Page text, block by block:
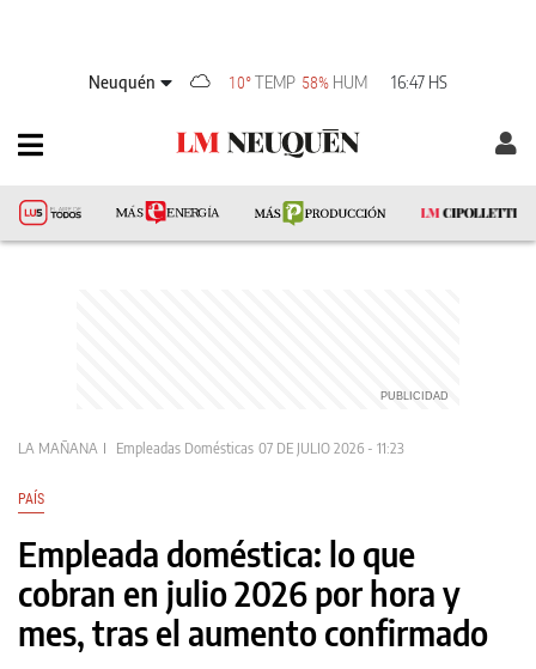
Neuquén 10° TEMP 58% HUM 16:47 HS
LA MAÑANA Empleadas Domésticas 07 DE JULIO 2026 - 11:23
PAÍS
Empleada doméstica: lo que
cobran en julio 2026 por hora y
mes, tras el aumento confirmado